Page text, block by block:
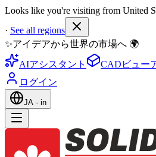
Looks like you're visiting from United
· See all regions
✨アイデアから世界の市場へ 🌍
AIアシスタント
CADビュー
ログイン
JA · in